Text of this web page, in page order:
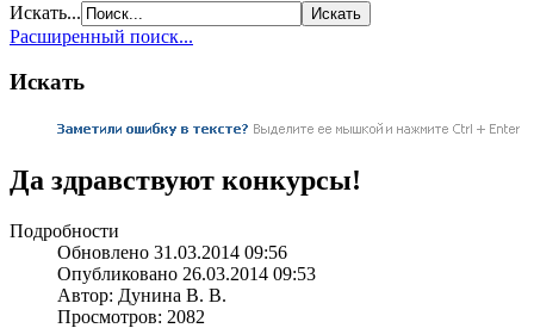
Искать...
Расширенный поиск...
Искать
Да здравствуют конкурсы!
Подробности
Обновлено 31.03.2014 09:56
Опубликовано 26.03.2014 09:53
Автор: Дунина В. В.
Просмотров: 2082